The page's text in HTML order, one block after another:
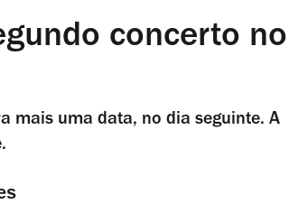
concerto no
mais uma data, no dia seguinte. A